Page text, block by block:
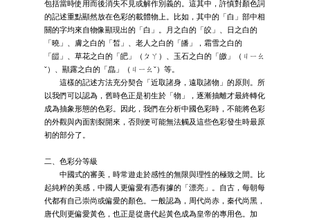
包括當時使用而後消失不見或解作別義的。這其中，許慎對顏色詞
的記述重點顯然放在色彩的載體物上。比如，其中的「白」部中相
關的字均來自物像顯現出的「白」。月之白的「皎」、日之白的
「曉」、膚之白的「皙」、老人之白的「皤」，霜雪之白的
「皚」、草花之白的「皅」（ㄆㄚ）、玉石之白的「皦」（ㄐㄧㄠ
ˇ）、顯露之白的「皛」（ㄐㄧㄠˇ）等。
這樣的記述方法充分契合「近取諸身，遠取諸物」的原則。所
以我們可以認為，舊時色正是初生於「物」，逐漸抽離才最終轉化
成為抽象形態的色彩。因此，我們在分析中國色彩時，不能將色彩
的外觀與內面割裂開來，否則便可能無法觸及這些色彩發生時最原
初的部分了。
二、色彩分等級
中國式的審美，時常遊走於感性的無限與理性的極致之間。比
起純粹的美感，中國人更偏愛有憑有據的「漂亮」。自古，每朝每
代都有自己崇尚或偏愛的顏色。一般認為，周代尚赤，秦代尚黑，
唐代則更偏愛黃色，也正是從唐代起黃色成為皇帝的專用色。加